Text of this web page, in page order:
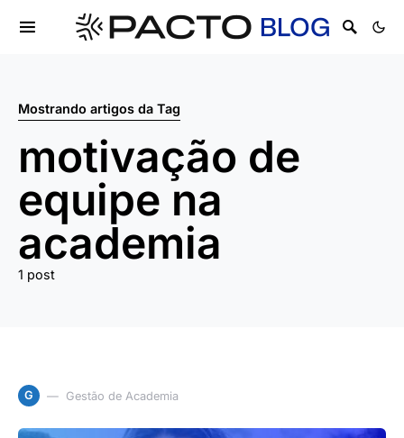
Mostrando artigos da Tag
motivação de
equipe na
academia
1 post
G Gestão de Academia